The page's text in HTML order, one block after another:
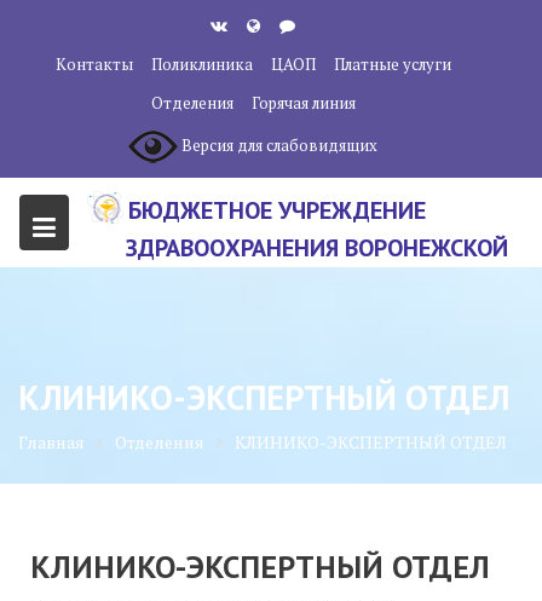
содержанию
Контакты Поликлиника ЦАОП
Платные услуги
Отделения
Горячая линия
Версия для слабовидящих
БЮДЖЕТНОЕ УЧРЕЖДЕНИЕ
ЗДРАВООХРАНЕНИЯ ВОРОНЕЖСКОЙ
ЦЕНТР"
КЛИНИКО-ЭКСПЕРТНЫЙ ОТДЕЛ
Главная Отделения КЛИНИКО-ЭКСПЕРТНЫЙ ОТДЕЛ
КЛИНИКО-ЭКСПЕРТНЫЙ ОТДЕЛ